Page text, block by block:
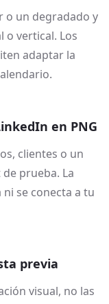
o un degradado y
o vertical. Los
adaptar la
en PNG
clientes o un
prueba. La
se conecta a tu
previa
visual, no las